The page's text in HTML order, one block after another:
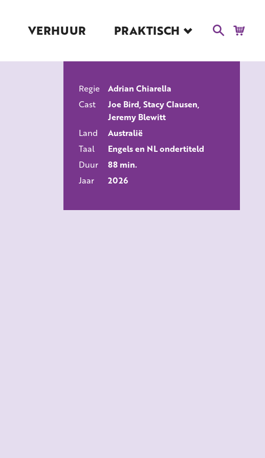
VERHUUR PRAKTISCH
Blog
Educatie
Kaartverkoop en
Tarieven
Over Het Ketelhuis
Vacatures
ALLE FILMS
Regie
Adrian Chiarella
Cast
Joe Bird, Stacy Clausen,
Jeremy Blewitt
Land
Australië
Taal
Engels en NL ondertiteld
Duur
88 min.
Jaar
2026